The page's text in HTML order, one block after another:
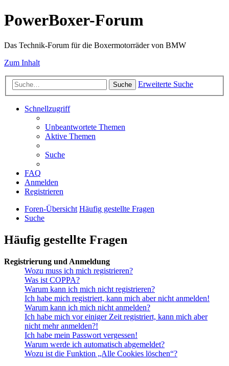
PowerBoxer-Forum
Das Technik-Forum für die Boxermotorräder von BMW
Zum Inhalt
Suche Erweiterte Suche
Schnellzugriff
Unbeantwortete Themen
Aktive Themen
Suche
FAQ
Anmelden
Registrieren
Foren-Übersicht Häufig gestellte Fragen
Suche
Häufig gestellte Fragen
Registrierung und Anmeldung
Wozu muss ich mich registrieren?
Was ist COPPA?
Warum kann ich mich nicht registrieren?
Ich habe mich registriert, kann mich aber nicht anmelden!
Warum kann ich mich nicht anmelden?
Ich habe mich vor einiger Zeit registriert, kann mich aber
nicht mehr anmelden?!
Ich habe mein Passwort vergessen!
Warum werde ich automatisch abgemeldet?
Wozu ist die Funktion „Alle Cookies löschen“?